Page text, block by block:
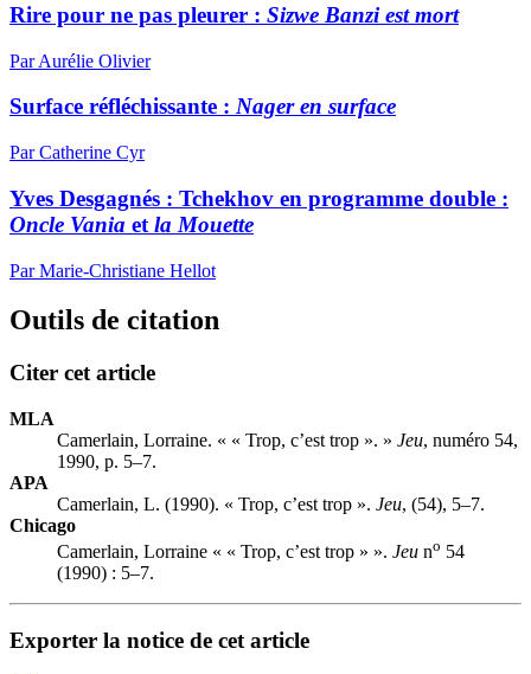
Rire pour ne pas pleurer : Sizwe Banzi est mort
Par Aurélie Olivier
Surface réfléchissante : Nager en surface
Par Catherine Cyr
Yves Desgagnés : Tchekhov en programme double :
Oncle Vania et la Mouette
Par Marie-Christiane Hellot
Outils de citation
Citer cet article
MLA
Camerlain, Lorraine. « « Trop, c’est trop ». » Jeu, numéro 54,
1990, p. 5–7.
APA
Camerlain, L. (1990). « Trop, c’est trop ». Jeu, (54), 5–7.
Chicago
Camerlain, Lorraine « « Trop, c’est trop » ». Jeu no 54
(1990) : 5–7.
Exporter la notice de cet article